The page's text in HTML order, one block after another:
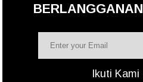
BERLANGGANAN
Ikuti Kami